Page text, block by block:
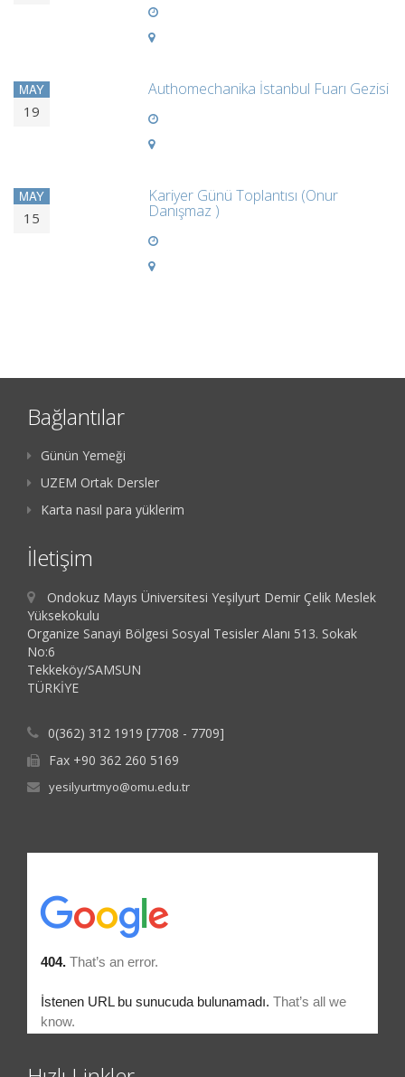
MAY
19
Authomechanika İstanbul Fuarı Gezisi
MAY
15
Kariyer Günü Toplantısı (Onur
Danışmaz )
Bağlantılar
Günün Yemeği
UZEM Ortak Dersler
Karta nasıl para yüklerim
İletişim
Ondokuz Mayıs Üniversitesi Yeşilyurt Demir Çelik Meslek
Yüksekokulu
Organize Sanayi Bölgesi Sosyal Tesisler Alanı 513. Sokak
No:6
Tekkeköy/SAMSUN
TÜRKİYE
0(362) 312 1919 [7708 - 7709]
Fax +90 362 260 5169
yesilyurtmyo@omu.edu.tr